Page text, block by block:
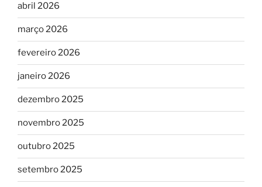
abril 2026
março 2026
fevereiro 2026
janeiro 2026
dezembro 2025
novembro 2025
outubro 2025
setembro 2025